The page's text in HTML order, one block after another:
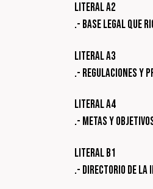
Literal a2
.- Base legal que
Literal a3
.- Regulaciones y
Literal a4
.- Metas y
Literal b1
.- Directorio de la